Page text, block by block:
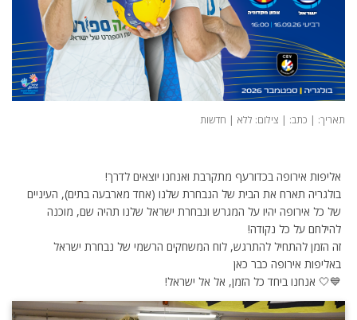
תאריך: | כתב: | צילום: ללא | חדשות
אליפות אירופה בכדורעף מתקרבת ואנחנו יוצאים לדרך!
בולגריה תארח את הבית של הנבחרת שלנו (אחד מארבעה בתים), העיניים
של כל אירופה יהיו על המגרש ונבחרת ישראל שלנו תהיה שם, מוכנה
להילחם על כל נקודה!
זה הזמן להתחיל להתרגש, לוח המשחקים הרשמי של נבחרת ישראל
באליפות אירופה כבר כאן
💙🤍 אנחנו ביחד כל הזמן, אל אל ישראל!